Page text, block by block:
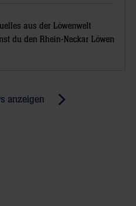
aus der Löwenwelt
du den Rhein-Neckar Löwen
anzeigen